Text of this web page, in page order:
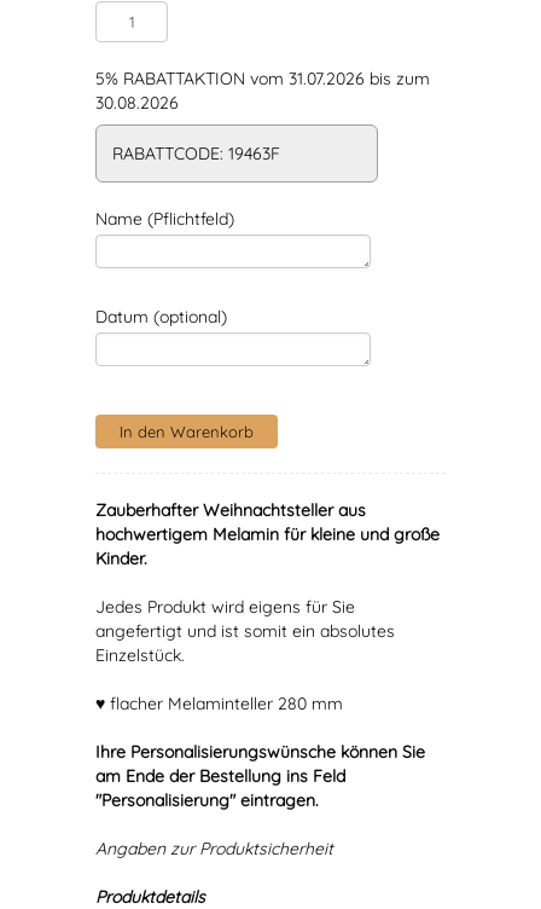
5% RABATTAKTION vom 31.07.2026 bis zum
30.08.2026
RABATTCODE: 19463F
Name (Pflichtfeld)
Datum (optional)
Zauberhafter Weihnachtsteller aus
hochwertigem Melamin für kleine und große
Kinder.
Jedes Produkt wird eigens für Sie
angefertigt und ist somit ein absolutes
Einzelstück.
♥ flacher Melaminteller 280 mm
Ihre Personalisierungswünsche können Sie
am Ende der Bestellung ins Feld
"Personalisierung" eintragen.
Angaben zur Produktsicherheit
Produktdetails